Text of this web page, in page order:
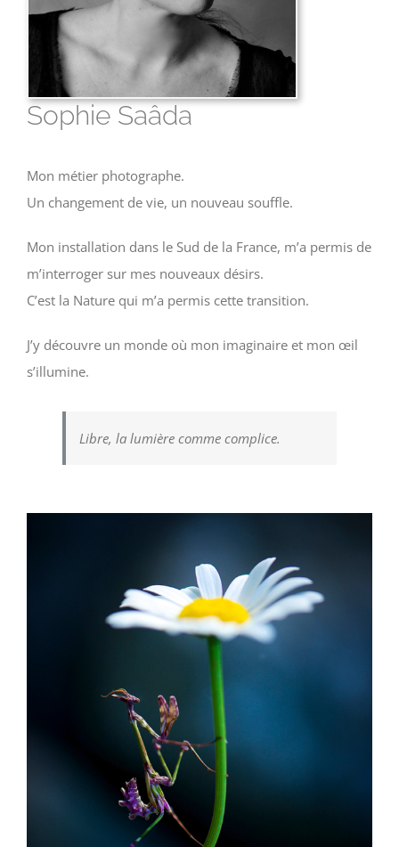
Sophie Saâda
Mon métier photographe.
Un changement de vie, un nouveau souffle.
Mon installation dans le Sud de la France, m’a permis de
m’interroger sur mes nouveaux désirs.
C’est la Nature qui m’a permis cette transition.
J’y découvre un monde où mon imaginaire et mon œil
s’illumine.
Libre, la lumière comme complice.